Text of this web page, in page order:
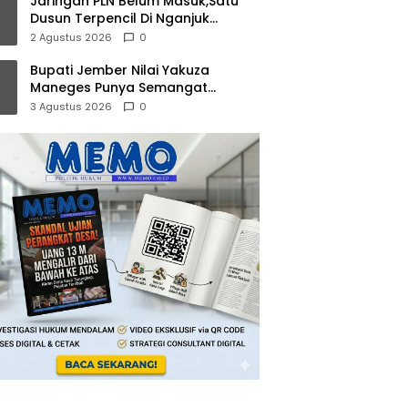
Dusun Terpencil Di Nganjuk
Puluhan Tahun Gelap Gulita
2 Agustus 2026 0
Bupati Jember Nilai Yakuza
Maneges Punya Semangat
Kebersamaan, Siap Bersinergi
3 Agustus 2026 0